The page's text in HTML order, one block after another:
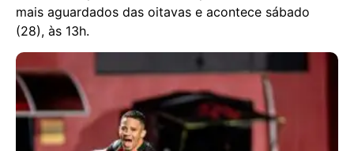
mais aguardados das oitavas e acontece sábado
(28), às 13h.